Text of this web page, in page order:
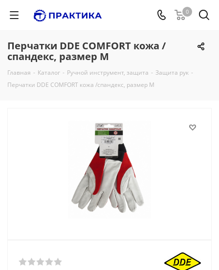
0
Перчатки DDE СOMFORT кожа /
спандекс, размер M
Главная - Каталог - Ручной инструмент, защита - Защита рук -
Перчатки DDE СOMFORT кожа /спандекс, размер M